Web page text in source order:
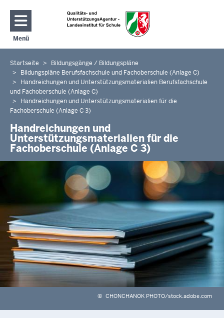
Direkt zum Inhalt
Menü
Navigation aktivieren/deaktivieren: Hauptmenü
Sie
befinden
sich
hier
Startseite
Bildungsgänge / Bildungspläne
Bildungspläne Berufsfachschule und Fachoberschule (Anlage C)
Handreichungen und Unterstützungsmaterialien Berufsfachschule
und Fachoberschule (Anlage C)
Handreichungen und Unterstützungsmaterialien für die
Fachoberschule (Anlage C 3)
Handreichungen und
Unterstützungsmaterialien für die
Fachoberschule (Anlage C 3)
© CHONCHANOK PHOTO/stock.adobe.com